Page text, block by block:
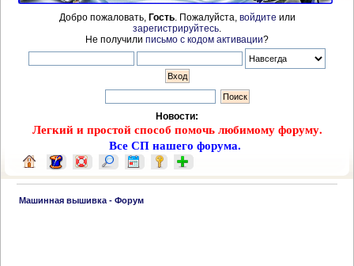
Добро пожаловать, Гость. Пожалуйста, войдите или
зарегистрируйтесь
Не получили письмо с кодом активации?
Новости:
Легкий и простой способ помочь любимому форуму.
Все СП нашего форума.
Машинная вышивка - Форум